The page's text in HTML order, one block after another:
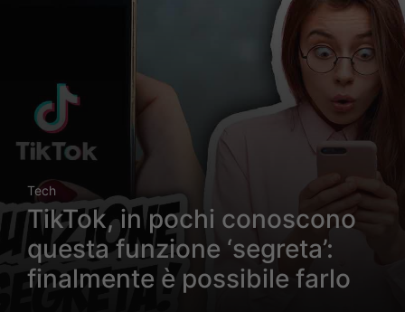
Tech
TikTok, in pochi conoscono
questa funzione ‘segreta’:
finalmente è possibile farlo